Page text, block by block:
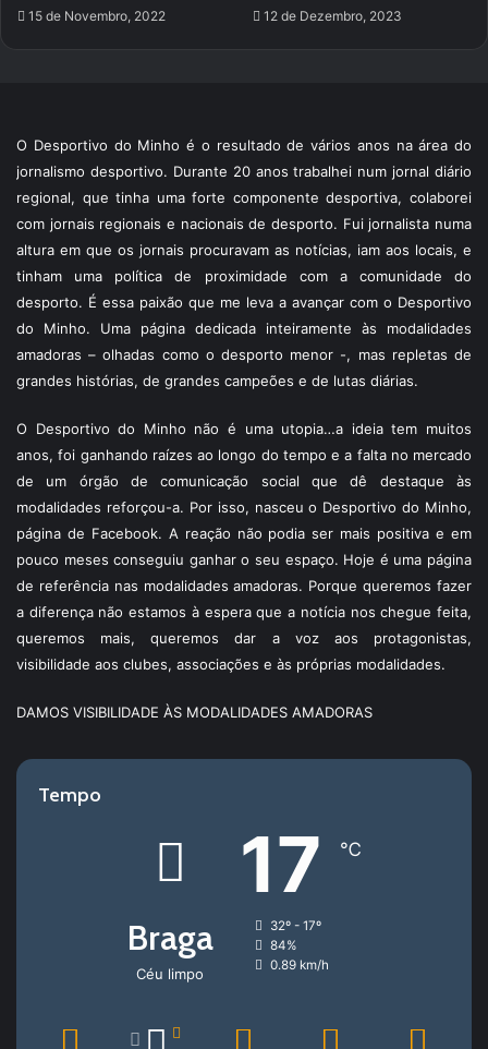
15 de Novembro, 2022 12 de Dezembro, 2023
O Desportivo do Minho é o resultado de vários anos na área do
jornalismo desportivo. Durante 20 anos trabalhei num jornal diário
regional, que tinha uma forte componente desportiva, colaborei
com jornais regionais e nacionais de desporto. Fui jornalista numa
altura em que os jornais procuravam as notícias, iam aos locais, e
tinham uma política de proximidade com a comunidade do
desporto. É essa paixão que me leva a avançar com o Desportivo
do Minho. Uma página dedicada inteiramente às modalidades
amadoras – olhadas como o desporto menor -, mas repletas de
grandes histórias, de grandes campeões e de lutas diárias.
O Desportivo do Minho não é uma utopia…a ideia tem muitos
anos, foi ganhando raízes ao longo do tempo e a falta no mercado
de um órgão de comunicação social que dê destaque às
modalidades reforçou-a. Por isso, nasceu o Desportivo do Minho,
página de Facebook. A reação não podia ser mais positiva e em
pouco meses conseguiu ganhar o seu espaço. Hoje é uma página
de referência nas modalidades amadoras. Porque queremos fazer
a diferença não estamos à espera que a notícia nos chegue feita,
queremos mais, queremos dar a voz aos protagonistas,
visibilidade aos clubes, associações e às próprias modalidades.
DAMOS VISIBILIDADE ÀS MODALIDADES AMADORAS
Tempo
Braga
Céu limpo
17 ℃
32º - 17º
84%
0.89 km/h